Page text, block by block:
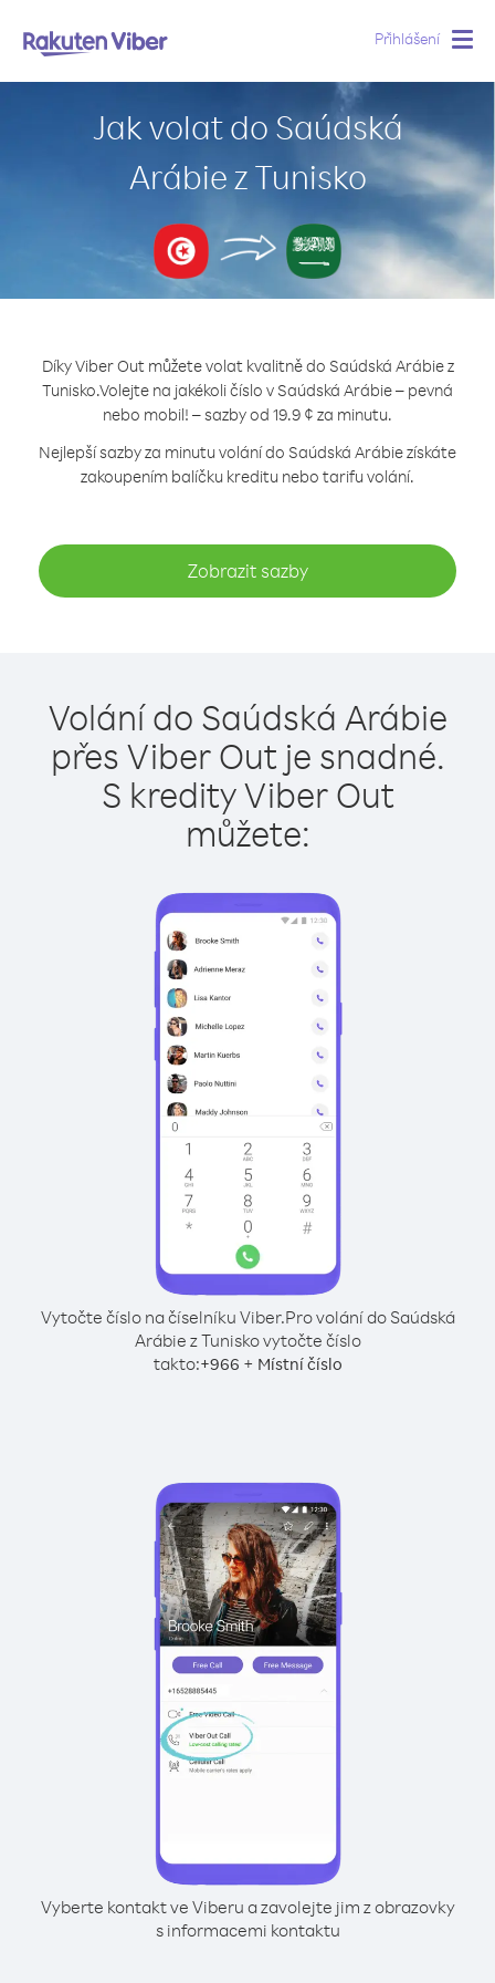
Přihlášení
Jak volat do Saúdská
Arábie z Tunisko
Díky Viber Out můžete volat kvalitně do Saúdská Arábie z
Tunisko.Volejte na jakékoli číslo v Saúdská Arábie – pevná
nebo mobil! – sazby od 19.9 ¢ za minutu.
Nejlepší sazby za minutu volání do Saúdská Arábie získáte
zakoupením balíčku kreditu nebo tarifu volání.
Zobrazit sazby
Volání do Saúdská Arábie
přes Viber Out je snadné.
S kredity Viber Out
můžete:
Vytočte číslo na číselníku Viber.Pro volání do Saúdská
Arábie z Tunisko vytočte číslo
takto:+966 + Místní číslo
Vyberte kontakt ve Viberu a zavolejte jim z obrazovky
s informacemi kontaktu